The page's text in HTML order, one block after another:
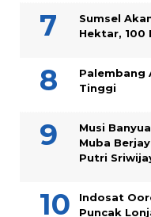
Sumsel
Hektar, 100
Palembang
Tinggi
Musi
Muba
Putri
Indosat
Puncak